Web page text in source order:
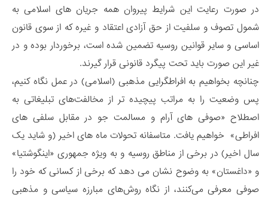
در صورت رعایت این شرایط پیروان همه جریان های اسلامی به
شمول تصوف و سلفیت از حق آزادی اعتقاد و غیره که از سوی قانون
اساسی و سایر قوانین روسیه تضمین شده است، برخوردار بوده و در
غیر این صورت باید تحت پیگرد قانونی قرار گیرند.
چنانچه بخواهیم به افراطگرایی مذهبی (اسلامی) در عمل نگاه کنیم،
پس وضعیت را به مراتب پیچیده تر از مخالفت‌های تبلیغاتی به
اصطلاح «صوفی های آرام و مسالمت جو در مقابل سلفی های
افراطی» خواهیم یافت. متاسفانه تحولات ماه های اخیر (و شاید یک
سال اخیر) در برخی از مناطق روسیه و به ویژه جمهوری «اینگوشتیا»
و «داغستان» به وضوح نشان می دهد که برخی از کسانی که خود را
صوفی معرفی می‌کنند، از نگاه روش‌های مبارزه سیاسی و مذهبی